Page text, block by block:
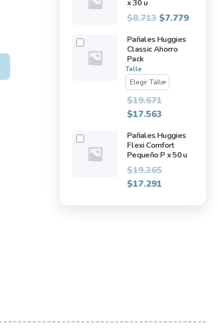
x 30 u
$8.713 Original
was:
$7.779
Pañales Huggies
Classic Ahorro
Pack
Talle
$19.671
$17.563
Pañales Huggies
Flexi Comfort
Pequeño P x 50 u
$19.365Original
$17.291